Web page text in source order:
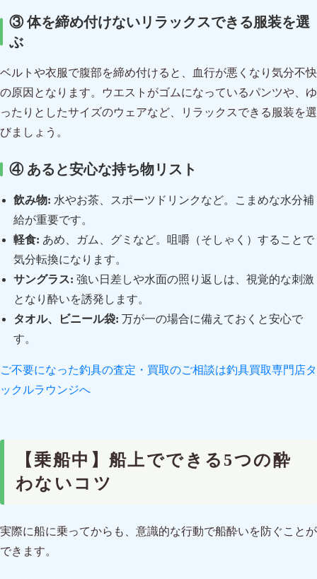
③ 体を締め付けないリラックスできる服装を選
ぶ
ベルトや衣服で腹部を締め付けると、血行が悪くなり気分不快
の原因となります。ウエストがゴムになっているパンツや、ゆ
ったりとしたサイズのウェアなど、リラックスできる服装を選
びましょう。
④ あると安心な持ち物リスト
飲み物: 水やお茶、スポーツドリンクなど。こまめな水分補
給が重要です。
軽食: あめ、ガム、グミなど。咀嚼（そしゃく）することで
気分転換になります。
サングラス: 強い日差しや水面の照り返しは、視覚的な刺激
となり酔いを誘発します。
タオル、ビニール袋: 万が一の場合に備えておくと安心で
す。
ご不要になった釣具の査定・買取のご相談は釣具買取専門店タ
ックルラウンジへ
【乗船中】船上でできる5つの酔
わないコツ
実際に船に乗ってからも、意識的な行動で船酔いを防ぐことが
できます。